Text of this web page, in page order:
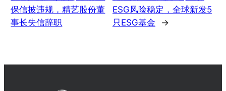
保信披违规，精艺股份董
事长失信辞职
ESG风险稳定，全球新发5
只ESG基金
→